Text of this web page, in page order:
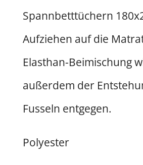
Spannbetttüchern
Aufziehen auf die
Elasthan-Beimischung
außerdem der
Fusseln entgegen.
Polyester